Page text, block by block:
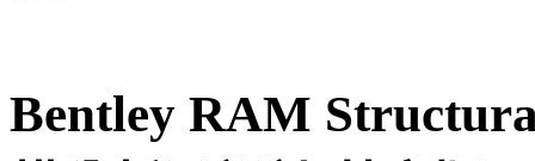
Bentley RAM